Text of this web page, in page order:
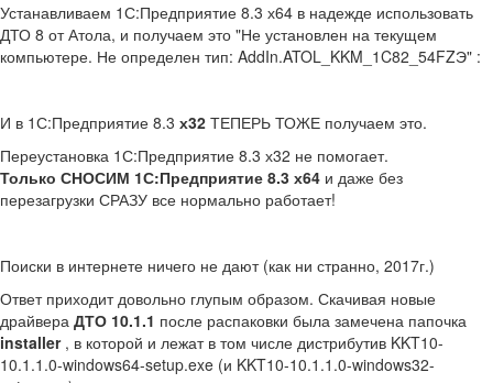
Устанавливаем 1С:Предприятие 8.3 х64 в надежде использовать
ДТО 8 от Атола, и получаем это "Не установлен на текущем
компьютере. Не определен тип: AddIn.ATOL_KKM_1C82_54FZЭ" :
И в 1С:Предприятие 8.3 х32 ТЕПЕРЬ ТОЖЕ получаем это.
Переустановка 1С:Предприятие 8.3 х32 не помогает.
Только СНОСИМ 1С:Предприятие 8.3 х64 и даже без
перезагрузки СРАЗУ все нормально работает!
Поиски в интернете ничего не дают (как ни странно, 2017г.)
Ответ приходит довольно глупым образом. Скачивая новые
драйвера ДТО 10.1.1 после распаковки была замечена папочка
installer, в которой и лежат в том числе дистрибутив KKT10-
10.1.1.0-windows64-setup.exe (и KKT10-10.1.1.0-windows32-